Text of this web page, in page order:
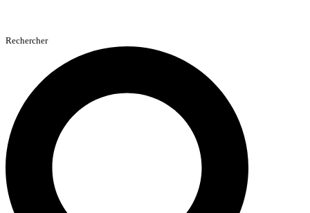
Rechercher